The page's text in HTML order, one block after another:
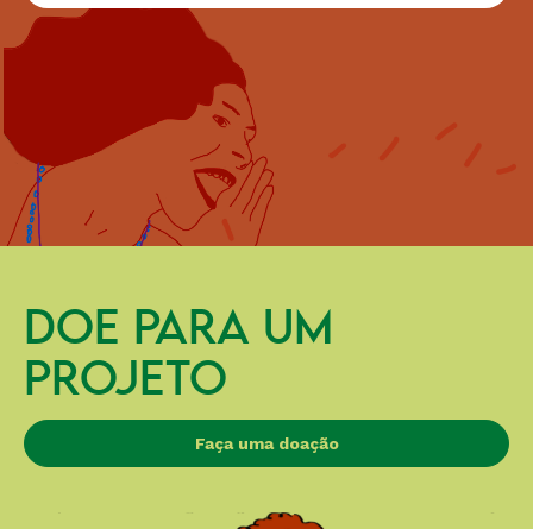
DOE PARA UM
PROJETO
Faça uma doação